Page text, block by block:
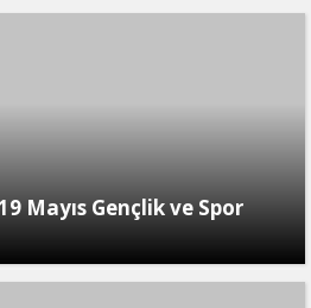
Mayıs Gençlik ve Spor